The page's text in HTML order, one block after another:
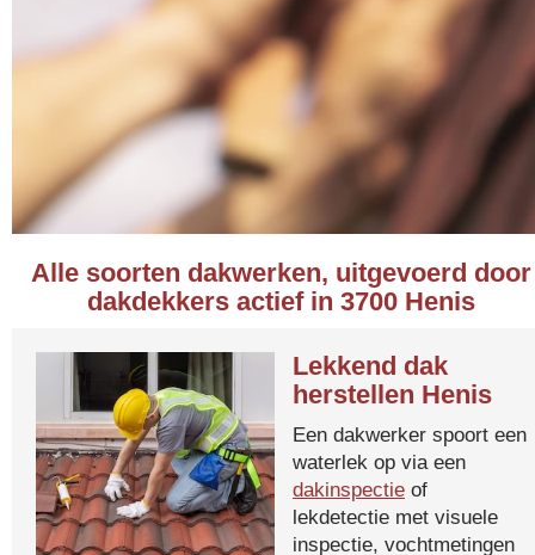
Alle soorten dakwerken, uitgevoerd door
dakdekkers actief in 3700 Henis
Lekkend dak
herstellen Henis
Een dakwerker spoort een
waterlek op via een
dakinspectie of
lekdetectie met visuele
inspectie, vochtmetingen